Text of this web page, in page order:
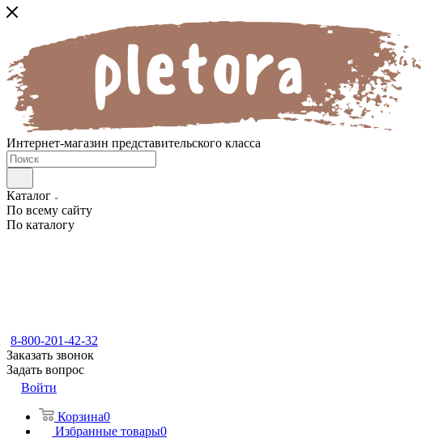
Интернет-магазин представительского класса
Каталог
По всему сайту
По каталогу
8-800-201-42-32
Заказать звонок
Задать вопрос
Войти
Корзина0
Избранные товары0